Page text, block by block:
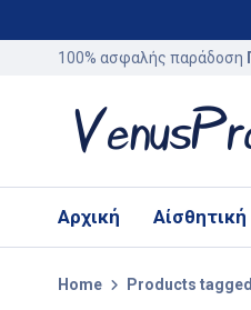
100% ασφαλής παράδοση
Αρχική Αίσθητική
Home Products